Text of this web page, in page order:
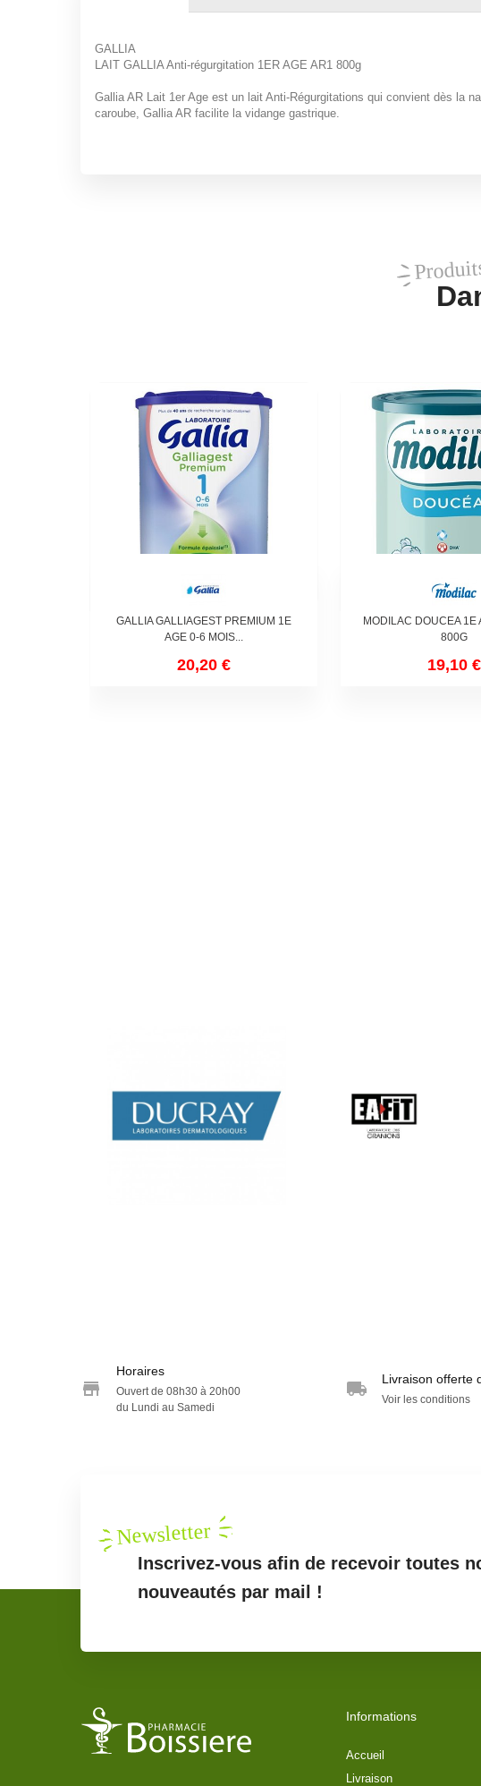
GALLIA
LAIT GALLIA Anti-régurgitation 1ER AGE AR1 800g
Gallia AR Lait 1er Age est un lait Anti-Régurgitations qui convient dès la
caroube, Gallia AR facilite la vidange gastrique.
GALLIA GALLIAGEST PREMIUM 1E
AGE 0-6 MOIS...
20,20 €
MODILAC DOUCEA 1E
800G
19,10 €
Horaires
Ouvert de 08h30 à 20h00
du Lundi au Samedi
Livraison offerte
Voir les conditions
Newsletter
Inscrivez-vous afin de recevoir toutes
nouveautés par mail !
Informations
Accueil
Livraison